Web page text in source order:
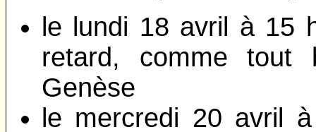
le lundi 18 avril à 15
retard, comme
Genèse
le mercredi 20 avril